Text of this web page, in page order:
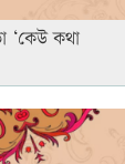
‘কেউ কথা